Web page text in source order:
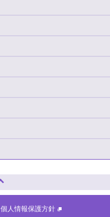
個人情報保護方針